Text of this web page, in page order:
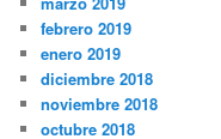
febrero 2019
enero 2019
diciembre 2018
noviembre 2018
octubre 2018